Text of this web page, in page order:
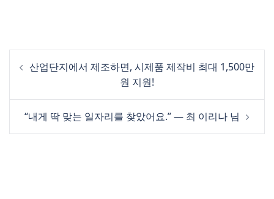
navigation
산업단지에서 제조하면, 시제품 제작비 최대 1,500만
원 지원!
“내게 딱 맞는 일자리를 찾았어요.” — 최 이리나 님